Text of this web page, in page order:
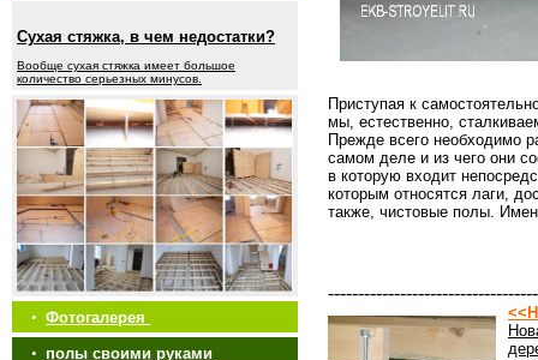
Сухая стяжка, в чем недостатки?
Вообще сухая стяжка имеет большое
количество серьезных минусов.
• Фотогалерея
• полы своими руками
Приступая к
мы, естественно,
Прежде всего необходимо
самом деле и из чего они
в которую входит
которым относятся лаги,
также, чистовые полы.